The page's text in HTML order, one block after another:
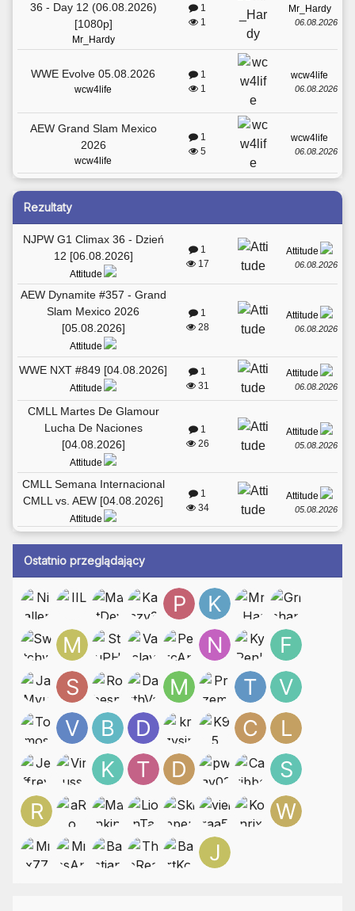
36 - Day 12 (06.08.2026)
[1080p]
Mr_Hardy
1
1
Mr_Hardy
06.08.2026
WWE Evolve 05.08.2026
wcw4life
1
1
wcw4life
06.08.2026
AEW Grand Slam Mexico
2026
wcw4life
1
5
wcw4life
06.08.2026
Rezultaty
NJPW G1 Climax 36 - Dzień
12 [06.08.2026]
Attitude
1
17
Attitude
06.08.2026
AEW Dynamite #357 - Grand
Slam Mexico 2026
[05.08.2026]
Attitude
1
28
Attitude
06.08.2026
WWE NXT #849 [04.08.2026]
Attitude
1
31
Attitude
06.08.2026
CMLL Martes De Glamour
Lucha De Naciones
[04.08.2026]
Attitude
1
26
Attitude
05.08.2026
CMLL Semana Internacional
CMLL vs. AEW [04.08.2026]
Attitude
1
34
Attitude
05.08.2026
Ostatnio przeglądający